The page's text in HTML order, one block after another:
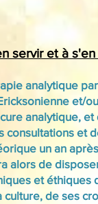
servir et à
analytique
et/
analytique,
consultations et
un an
alors de
et
de ses